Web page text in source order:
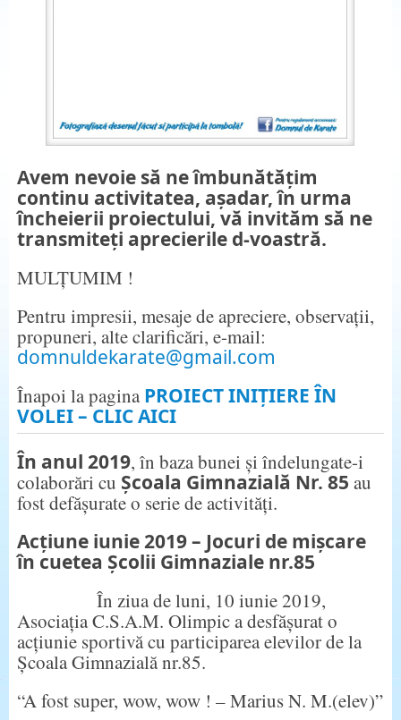
Avem nevoie să ne îmbunătățim
continu activitatea, așadar, în urma
încheierii proiectului, vă invităm să ne
transmiteți aprecierile d-voastră.
MULȚUMIM !
Pentru impresii, mesaje de apreciere, observații,
propuneri, alte clarificări, e-mail:
domnuldekarate@gmail.com
Înapoi la paginaPROIECT INIȚIERE ÎN
VOLEI – CLIC AICI
În anul 2019, în baza bunei și îndelungate-i
colaborări cu Școala Gimnazială Nr. 85 au
fost defășurate o serie de activități.
Acțiune iunie 2019 – Jocuri de mișcare
în cuetea Școlii Gimnaziale nr.85
În ziua de luni, 10 iunie 2019,
Asociația C.S.A.M. Olimpic a desfășurat o
acțiunie sportivă cu participarea elevilor de la
Școala Gimnazială nr.85.
“A fost super, wow, wow ! – Marius N. M.(elev)”